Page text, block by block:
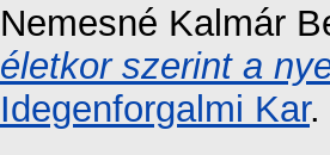
Nemesné Kalmár
életkor szerint a
Idegenforgalmi Kar.